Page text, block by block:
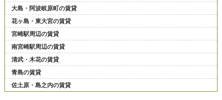
大島・阿波岐原町の賃貸
花ヶ島・東大宮の賃貸
宮崎駅周辺の賃貸
南宮崎駅周辺の賃貸
清武・木花の賃貸
青島の賃貸
佐土原・島之内の賃貸